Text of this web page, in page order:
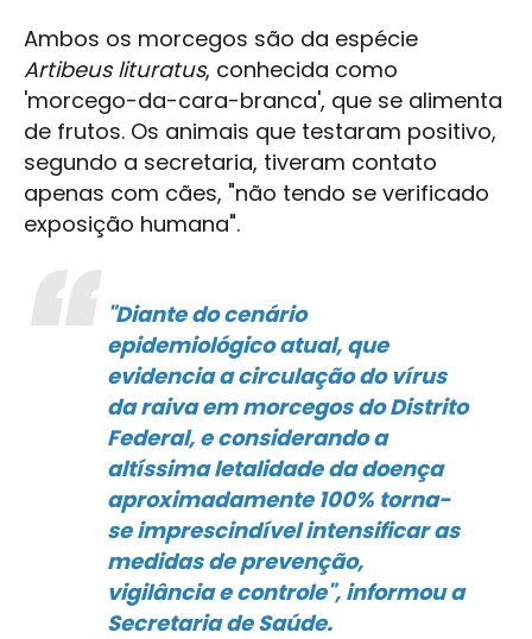
Ambos os morcegos são da espécie
Artibeus lituratus, conhecida como
'morcego-da-cara-branca', que se alimenta
de frutos. Os animais que testaram positivo,
segundo a secretaria, tiveram contato
apenas com cães, "não tendo se verificado
exposição humana".
"Diante do cenário
epidemiológico atual, que
evidencia a circulação do vírus
da raiva em morcegos do Distrito
Federal, e considerando a
altíssima letalidade da doença
aproximadamente 100% torna-
se imprescindível intensificar as
medidas de prevenção,
vigilância e controle", informou a
Secretaria de Saúde.